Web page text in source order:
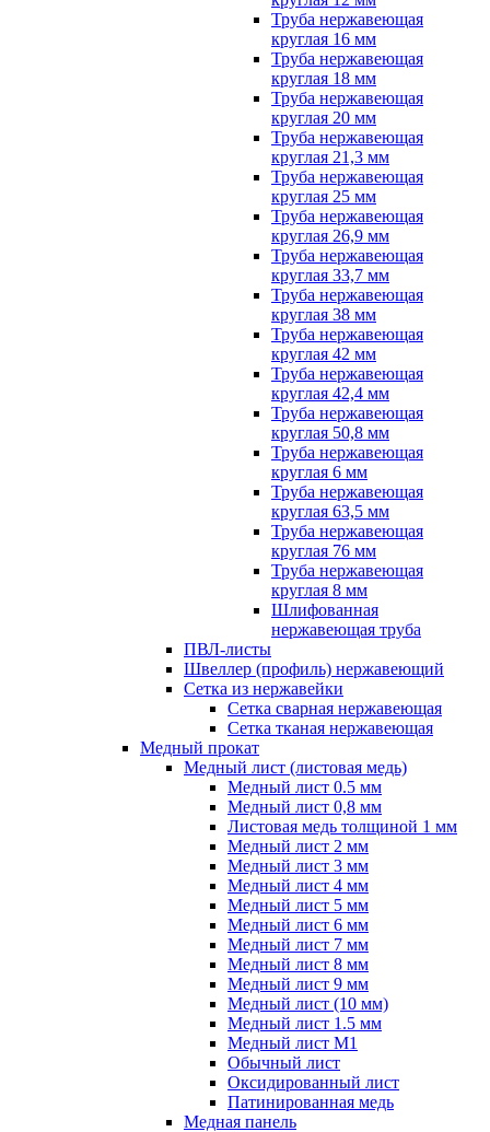
Труба нержавеющая
круглая 16 мм
Труба нержавеющая
круглая 18 мм
Труба нержавеющая
круглая 20 мм
Труба нержавеющая
круглая 21,3 мм
Труба нержавеющая
круглая 25 мм
Труба нержавеющая
круглая 26,9 мм
Труба нержавеющая
круглая 33,7 мм
Труба нержавеющая
круглая 38 мм
Труба нержавеющая
круглая 42 мм
Труба нержавеющая
круглая 42,4 мм
Труба нержавеющая
круглая 50,8 мм
Труба нержавеющая
круглая 6 мм
Труба нержавеющая
круглая 63,5 мм
Труба нержавеющая
круглая 76 мм
Труба нержавеющая
круглая 8 мм
Шлифованная
нержавеющая труба
ПВЛ-листы
Швеллер (профиль) нержавеющий
Сетка из нержавейки
Сетка сварная нержавеющая
Сетка тканая нержавеющая
Медный прокат
Медный лист (листовая медь)
Медный лист 0.5 мм
Медный лист 0,8 мм
Листовая медь толщиной 1 мм
Медный лист 2 мм
Медный лист 3 мм
Медный лист 4 мм
Медный лист 5 мм
Медный лист 6 мм
Медный лист 7 мм
Медный лист 8 мм
Медный лист 9 мм
Медный лист (10 мм)
Медный лист 1.5 мм
Медный лист М1
Обычный лист
Оксидированный лист
Патинированная медь
Медная панель